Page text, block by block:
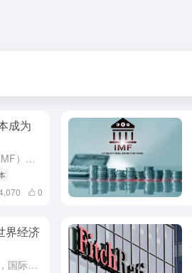
成为
4月22日，国际货币基金组织（IMF）发布了一份新的经济预测报告，其中对印度的经济发展前景给予了高度评价。报告估计，印度的名义国内生产总值（GDP）可能在2025年超越日本，从而成为全球第四大经济体。
0
界经济
财神导航昨日（4月11日）消息，国际货币基金组织（IMF）总裁克里斯塔琳娜-格奥尔基耶娃（Kristalina Georgieva）周四表示，美国利率上升对世界其他国家来说并不是一个好消息，如果长期持...